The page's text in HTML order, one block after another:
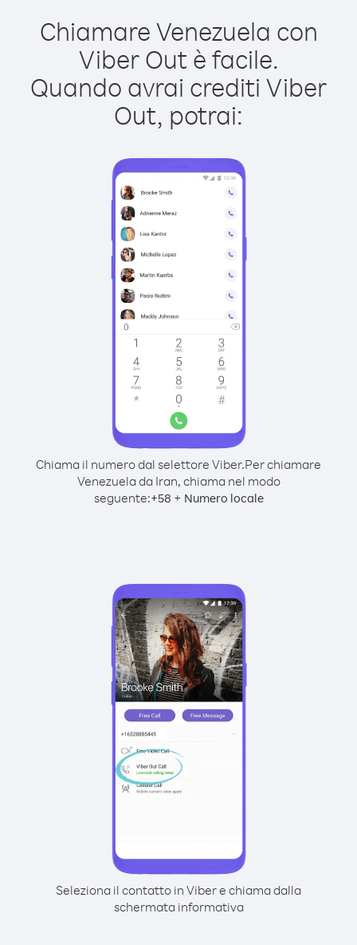
Chiamare Venezuela con
Viber Out è facile.
Quando avrai crediti Viber
Out, potrai:
Chiama il numero dal selettore Viber.Per chiamare
Venezuela da Iran, chiama nel modo
seguente:+58 + Numero locale
Seleziona il contatto in Viber e chiama dalla
schermata informativa